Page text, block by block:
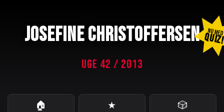
JOSEFINE CHRISTOFFERSEN NU MED
UGE 42 / 2013
🏠
★
🎲